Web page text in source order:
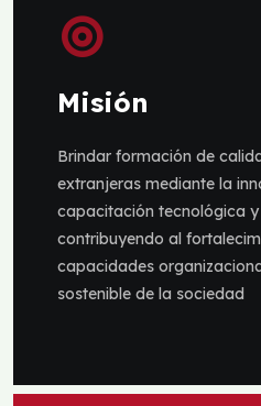
Misión
Brindar formación de
extranjeras mediante la
capacitación tecnológica
contribuyendo al
capacidades
sostenible de la sociedad